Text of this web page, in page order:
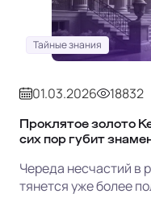
Тайные знания
01.03.2026 18832
Проклятое золото
сих пор губит
Череда несчастий в
тянется уже более